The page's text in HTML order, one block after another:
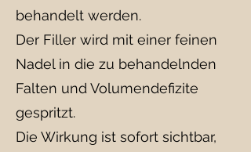
behandelt werden.
Der Filler wird mit einer feinen
Nadel in die zu behandelnden
Falten und Volumendefizite
gespritzt.
Die Wirkung ist sofort sichtbar,